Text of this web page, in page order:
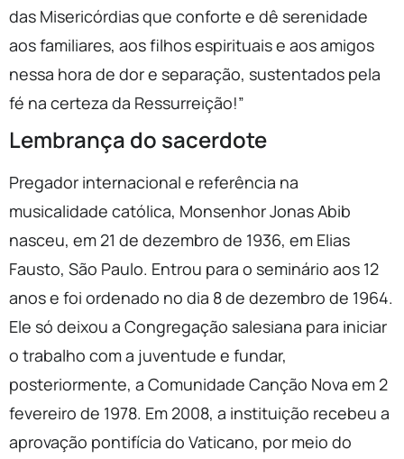
das Misericórdias que conforte e dê serenidade
aos familiares, aos filhos espirituais e aos amigos
nessa hora de dor e separação, sustentados pela
fé na certeza da Ressurreição!”
Lembrança do sacerdote
Pregador internacional e referência na
musicalidade católica, Monsenhor Jonas Abib
nasceu, em 21 de dezembro de 1936, em Elias
Fausto, São Paulo. Entrou para o seminário aos 12
anos e foi ordenado no dia 8 de dezembro de 1964.
Ele só deixou a Congregação salesiana para iniciar
o trabalho com a juventude e fundar,
posteriormente, a Comunidade Canção Nova em 2
fevereiro de 1978. Em 2008, a instituição recebeu a
aprovação pontifícia do Vaticano, por meio do